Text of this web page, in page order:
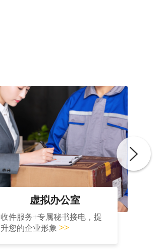
虚拟办公室
收件服务+专属秘书接电，提
升您的企业形象 >>